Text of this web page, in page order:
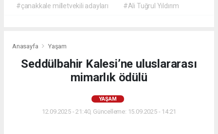
#çanakkale milletvekili adayları
#Ali Tuğrul Yıldırım
Anasayfa Yaşam
Seddülbahir Kalesi’ne uluslararası
mimarlık ödülü
YAŞAM
12.09.2025 - 21:40, Güncelleme: 15.09.2025 - 14:21